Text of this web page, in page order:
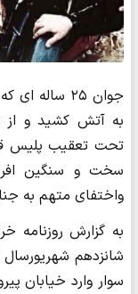
جوان ۲۵
به آتش کشید و از
تحت تعقیب پلیس
سخت و سنگین
واختفای متهم به
شانزدهم